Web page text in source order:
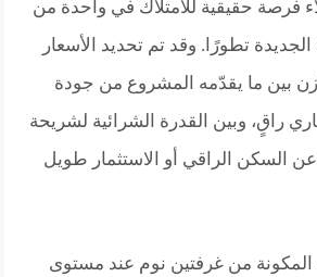
فرصة حقيقية للامتلاك في واحدة من
تطورًا. وقد تم تحديد الأسعار
بين ما يقدّمه المشروع من جودة
راقٍ، وبين القدرة الشرائية لشريحة
السكن الراقي أو الاستثمار طويل
المكونة من غرفتين نوم عند مستوى